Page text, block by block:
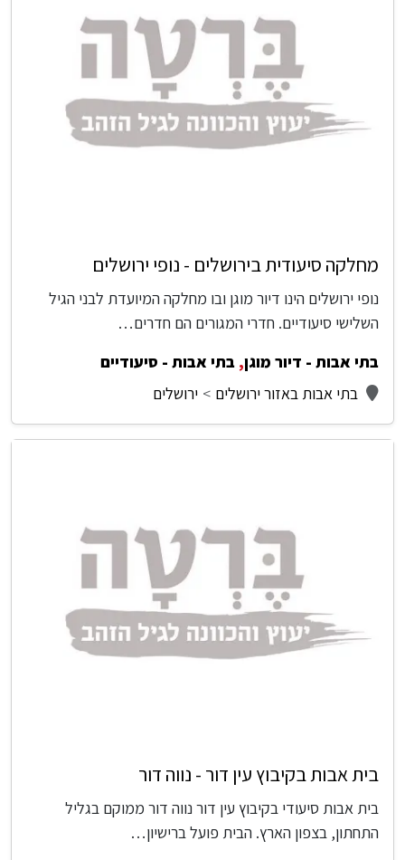
מחלקה סיעודית בירושלים - נופי ירושלים
נופי ירושלים הינו דיור מוגן ובו מחלקה המיועדת לבני הגיל
השלישי סיעודיים. חדרי המגורים הם חדרים…
בתי אבות - דיור מוגן, בתי אבות - סיעודיים
בתי אבות באזור ירושלים
ירושלים
בית אבות בקיבוץ עין דור - נווה דור
בית אבות סיעודי בקיבוץ עין דור נווה דור ממוקם בגליל
התחתון, בצפון הארץ. הבית פועל ברישיון…